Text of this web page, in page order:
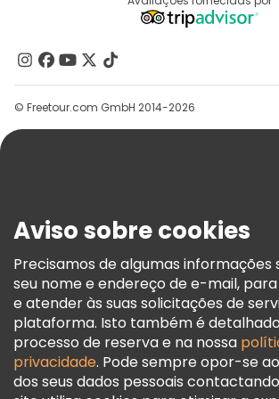
Programa De Afiliados
Contacte-Nos
Grupos
Ajuda
Termos E Informações Legais
Política De Cookies
Freetour Prémios
Programa De Fidelidade
© Freetour.com GmbH 2014-2026
Aviso sobre cookies
Precisamos de algumas informações
seu nome e endereço de e-mail,
e atender às suas solicitações de
plataforma. Isto também é
processo de reserva e na nossa
privacidade. Pode sempre opor-se
dos seus dados pessoais